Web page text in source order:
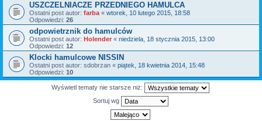
USZCZELNIACZE PRZEDNIEGO HAMULCA
Ostatni post autor: farba « wtorek, 10 lutego 2015, 18:58
Odpowiedzi: 26
odpowietrznik do hamulców
Ostatni post autor: Holender « niedziela, 18 stycznia 2015, 13:00
Odpowiedzi: 12
Klocki hamulcowe NISSIN
Ostatni post autor: sdobrzan « piątek, 18 kwietnia 2014, 15:48
Odpowiedzi: 10
Wyświetl tematy nie starsze niż:
Sortuj wg